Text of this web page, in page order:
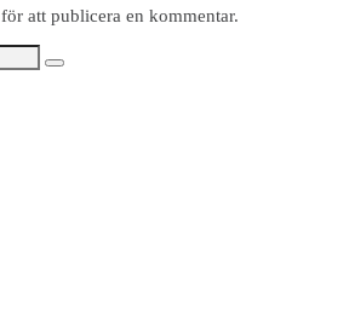
för att publicera en kommentar.